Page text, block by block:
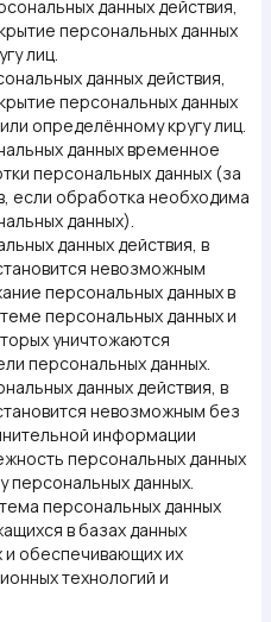
данныхдействия,
персональных данных
лиц.
данныхдействия,
персональных данных
определённому кругу лиц.
данныхвременное
персональных данных (за
если обработка необходима
данных).
данныхдействия, в
невозможным
персональных данных в
персональных данных и
уничтожаются
персональных данных.
данныхдействия, в
невозможным без
информации
персональных данных
персональных данных.
персональных данных
в базах данных
и обеспечивающих их
технологий и